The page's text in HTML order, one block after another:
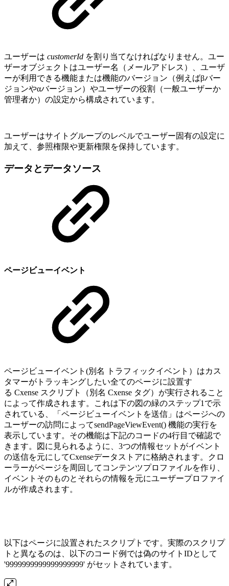
ユーザーは customerId を割り当てなければなりません。ユー
ザーオブジェクトはユーザー名（メールアドレス）、ユーザ
ーが利用できる機能または機能のバージョン（例えばβバー
ジョンやαバージョン）やユーザーの役割（一般ユーザーか
管理者か）の設定から構成されています。
ユーザーはサイトグループのレベルでユーザー固有の設定に
加えて、参照権限や更新権限を保持しています。
データとデータソース
ページビューイベント
ページビューイベント(別名 トラフィックイベント）はカス
タマーがトラッキングしたい全てのページに設置す
る Cxense スクリプト（別名 Cxense タグ）が実行されること
によって作成されます。これは下の図の緑のステップ1で示
されている、「ページビューイベントを送信」はページへの
ユーザーの訪問によってsendPageViewEvent() 機能の実行を
表示しています。その機能は下記のコードの4行目で確認で
きます。図に見られるように、3つの情報セットがイベント
の送信を元にしてCxenseデータストアに格納されます。クロ
ーラーがページを周回してコンテンツプロファイルを作り、
イベントそのものとそれらの情報を元にユーザープロファイ
ルが作成されます。
以下はページに設置されたスクリプトです。実際のスクリプ
トと異なるのは、以下のコード例では偽のサイトIDとして
'9999999999999999999' がセットされています。